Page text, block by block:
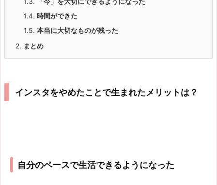
1.4. 時間ができた
1.5. 本当に大切なものが残った
2. まとめ
インスタをやめたことで生まれたメリットは？
自分のペースで生活できるようになった